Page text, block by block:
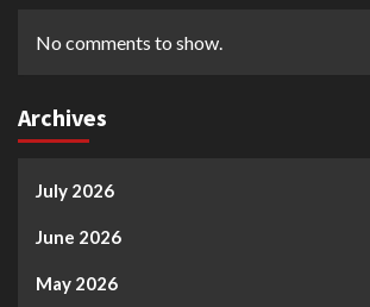
No comments to show.
Archives
July 2026
June 2026
May 2026